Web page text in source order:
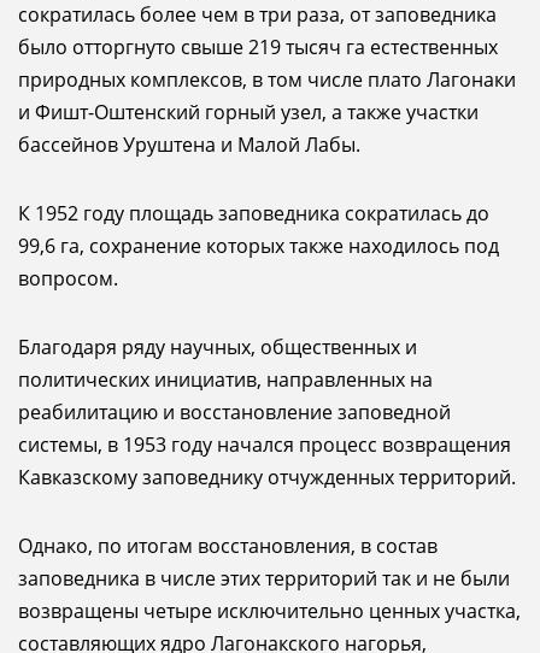
сократилась более чем в три раза, от заповедника
было отторгнуто свыше 219 тысяч га естественных
природных комплексов, в том числе плато Лагонаки
и Фишт-Оштенский горный узел, а также участки
бассейнов Уруштена и Малой Лабы.
К 1952 году площадь заповедника сократилась до
99,6 га, сохранение которых также находилось под
вопросом.
Благодаря ряду научных, общественных и
политических инициатив, направленных на
реабилитацию и восстановление заповедной
системы, в 1953 году начался процесс возвращения
Кавказскому заповеднику отчужденных территорий.
Однако, по итогам восстановления, в состав
заповедника в числе этих территорий так и не были
возвращены четыре исключительно ценных участка,
составляющих ядро Лагонакского нагорья,